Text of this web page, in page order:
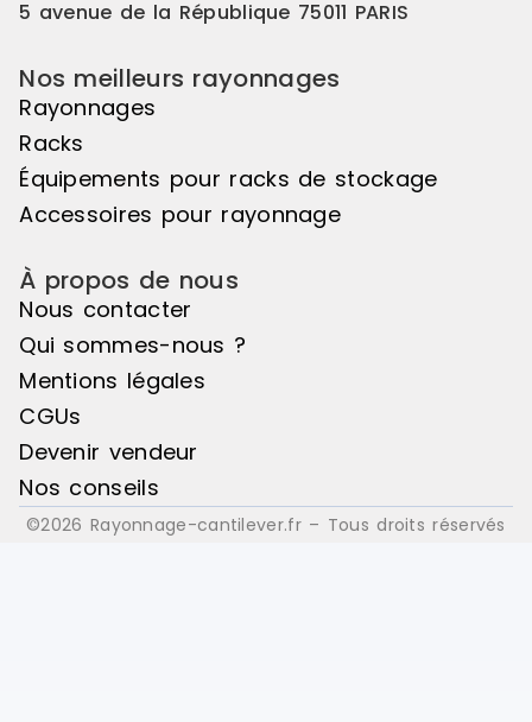
5 avenue de la République 75011 PARIS
Nos meilleurs rayonnages
Rayonnages
Racks
Équipements pour racks de stockage
Accessoires pour rayonnage
À propos de nous
Nous contacter
Qui sommes-nous ?
Mentions légales
CGUs
Devenir vendeur
Nos conseils
©2026 Rayonnage-cantilever.fr – Tous droits réservés